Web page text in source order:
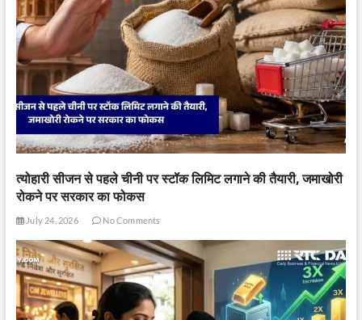
त्योहारी सीजन से पहले चीनी पर स्टॉक लिमिट लगाने की तैयारी, जमाखोरी
रोकने पर सरकार का फोकस
July 24, 2026 No Comments